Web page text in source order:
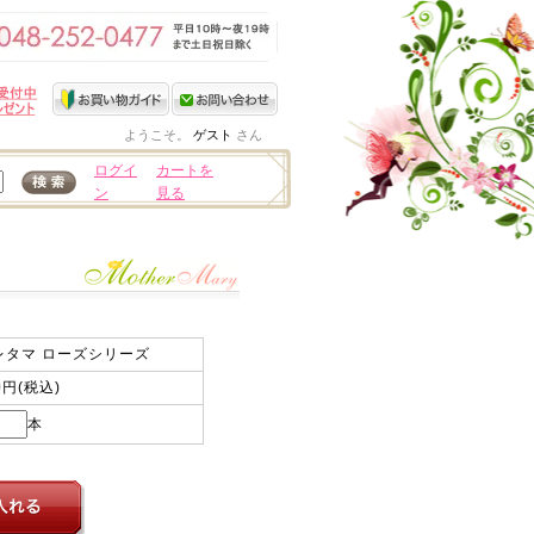
ようこそ。 ゲスト さん
ログイ
ン
カートを
見る
タマ ローズシリーズ
(税込)
本